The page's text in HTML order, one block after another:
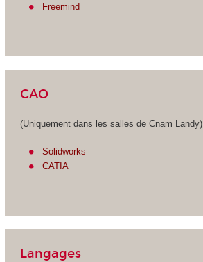
Freemind
CAO
(Uniquement dans les salles de Cnam Landy)
Solidworks
CATIA
Langages